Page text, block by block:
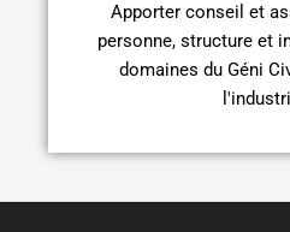
Apporter conseil et
personne, structure et
domaines du Géni